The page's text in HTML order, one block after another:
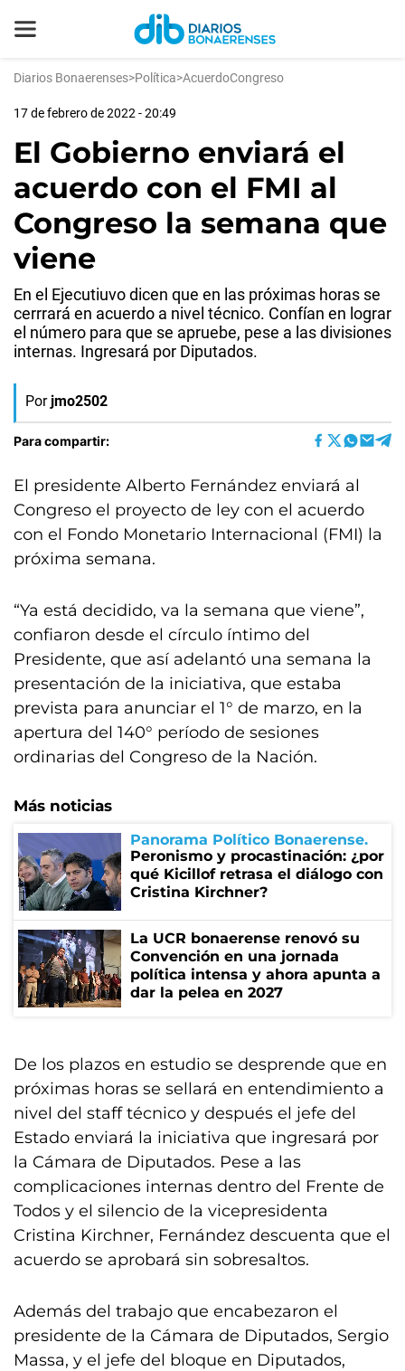
Diarios Bonaerenses>Política>AcuerdoCongreso
17 de febrero de 2022 - 20:49
El Gobierno enviará el
acuerdo con el FMI al
Congreso la semana que
viene
En el Ejecutiuvo dicen que en las próximas horas se
cerrrará en acuerdo a nivel técnico. Confían en lograr
el número para que se apruebe, pese a las divisiones
internas. Ingresará por Diputados.
Por jmo2502
Para compartir:
El presidente Alberto Fernández enviará al
Congreso el proyecto de ley con el acuerdo
con el Fondo Monetario Internacional (FMI) la
próxima semana.
“Ya está decidido, va la semana que viene”,
confiaron desde el círculo íntimo del
Presidente, que así adelantó una semana la
presentación de la iniciativa, que estaba
prevista para anunciar el 1° de marzo, en la
apertura del 140° período de sesiones
ordinarias del Congreso de la Nación.
Más noticias
Panorama Político Bonaerense
Peronismo y procastinación: ¿por
qué Kicillof retrasa el diálogo con
Cristina Kirchner?
La UCR bonaerense renovó su
Convención en una jornada
política intensa y ahora apunta a
dar la pelea en 2027
De los plazos en estudio se desprende que en
próximas horas se sellará en entendimiento a
nivel del staff técnico y después el jefe del
Estado enviará la iniciativa que ingresará por
la Cámara de Diputados. Pese a las
complicaciones internas dentro del Frente de
Todos y el silencio de la vicepresidenta
Cristina Kirchner, Fernández descuenta que el
acuerdo se aprobará sin sobresaltos.
Además del trabajo que encabezaron el
presidente de la Cámara de Diputados, Sergio
Massa, y el jefe del bloque en Diputados,